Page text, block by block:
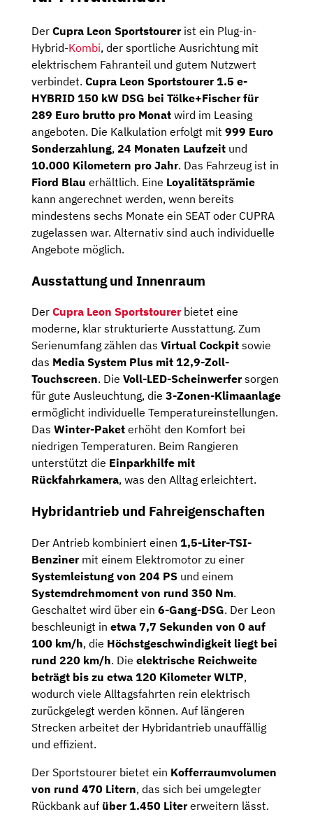
Der Cupra Leon Sportstourerist ein Plug-in-
Hybrid-Kombi, der sportliche Ausrichtung mit
elektrischem Fahranteil und gutem Nutzwert
verbindet. Cupra Leon Sportstourer 1.5 e-
HYBRID 150 kW DSG bei Tölke+Fischer für
289 Euro brutto pro Monat wird im Leasing
angeboten. Die Kalkulation erfolgt mit 999 Euro
Sonderzahlung, 24 Monaten Laufzeit und
10.000 Kilometern pro Jahr. Das Fahrzeug ist in
Fiord Blau erhältlich. Eine Loyalitätsprämie
kann angerechnet werden, wenn bereits
mindestens sechs Monate ein SEAT oder CUPRA
zugelassen war. Alternativ sind auch individuelle
Angebote möglich.
Ausstattung und Innenraum
Der Cupra Leon Sportstourerbietet eine
moderne, klar strukturierte Ausstattung. Zum
Serienumfang zählen das Virtual Cockpit sowie
das Media System Plus mit 12,9-Zoll-
Touchscreen. Die Voll-LED-Scheinwerfersorgen
für gute Ausleuchtung, die 3-Zonen-Klimaanlage
ermöglicht individuelle Temperatureinstellungen.
Das Winter-Paket erhöht den Komfort bei
niedrigen Temperaturen. Beim Rangieren
unterstützt die Einparkhilfe mit
Rückfahrkamera, was den Alltag erleichtert.
Hybridantrieb und Fahreigenschaften
Der Antrieb kombiniert einen 1,5-Liter-TSI-
Benzinermit einem Elektromotor zu einer
Systemleistung von 204 PS und einem
Systemdrehmoment von rund 350 Nm.
Geschaltet wird über ein 6-Gang-DSG. Der Leon
beschleunigt in etwa 7,7 Sekunden von 0 auf
100 km/h, die Höchstgeschwindigkeit liegt bei
rund 220 km/h. Die elektrische Reichweite
beträgt bis zu etwa 120 Kilometer WLTP,
wodurch viele Alltagsfahrten rein elektrisch
zurückgelegt werden können. Auf längeren
Strecken arbeitet der Hybridantrieb unauffällig
und effizient.
Der Sportstourer bietet ein Kofferraumvolumen
von rund 470 Litern, das sich bei umgelegter
Rückbank auf über 1.450 Litererweitern lässt.